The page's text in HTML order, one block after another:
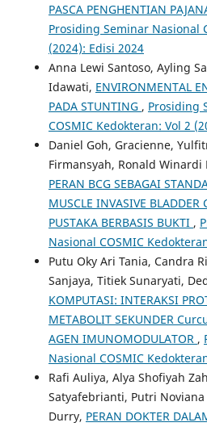
PASCA PENGHENTIAN
Prosiding Seminar Nasional
(2024): Edisi 2024
Anna Lewi Santoso, Ayling
Idawati, ENVIRONMENTAL
PADA STUNTING , Prosiding
COSMIC Kedokteran: Vol 2
Daniel Goh, Gracienne,
Firmansyah, Ronald Winardi
PERAN BCG SEBAGAI
MUSCLE INVASIVE BLADDER
PUSTAKA BERBASIS BUKTI ,
Nasional COSMIC
Putu Oky Ari Tania, Candra
Sanjaya, Titiek Sunaryati,
KOMPUTASI: INTERAKSI
METABOLIT SEKUNDER
AGEN IMUNOMODULATOR ,
Nasional COSMIC
Rafi Auliya, Alya Shofiyah
Satyafebrianti, Putri
Durry, PERAN DOKTER